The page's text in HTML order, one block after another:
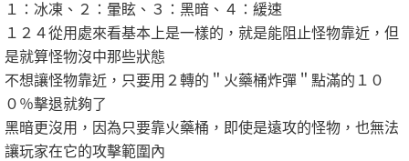
１：冰凍、２：暈眩、３：黑暗、４：緩速
１２４從用處來看基本上是一樣的，就是能阻止怪物靠近，但
是就算怪物沒中那些狀態
不想讓怪物靠近，只要用２轉的＂火藥桶炸彈＂點滿的１０
０％擊退就夠了
黑暗更沒用，因為只要靠火藥桶，即使是遠攻的怪物，也無法
讓玩家在它的攻擊範圍內